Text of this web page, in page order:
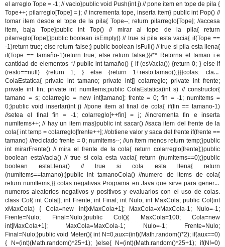
el arreglo Tope = -1; // vacio}public void Push(int j) // pone item en tope de pila {
Tope++; pilarreglo[Tope] = j; // incrementa tope, inserta item} public int Pop() //
tomar item desde el tope de la pila{ Tope--; return pilarreglo[Tope]; //accesa
item, baja Tope}public int Top() // mirar al tope de la pila{ return
pilarreglo[Tope];}public boolean isEmpty() // true si pila esta vacia{ if(Tope ==
-1)return true; else return false;} public boolean isFull() // true si pila esta llena{
if(Tope == tamaño-1)return true; else return false;}}/** Retorna el tamao i.e
cantidad de elementos */ public int tamaño() { if (esVacia()) {return 0; } else if
(resto==null) {return 1; } else {return 1+resto.tamao();}}}colas: class
ColaEstatica{ private int tamano; private int[] colarreglo; private int frente;
private int fin; private int numItems;public ColaEstatica(int s) // constructor{
tamano = s; colarreglo = new int[tamano]; frente = 0; fin = -1; numItems =
0;}public void insertar(int j) //pone item al final de cola{ if(fin == tamano-1)
//setea el final fin = -1; colarreglo[++fin] = j; //incrementa fin e inserta
numItems++; // hay un item mas}public int sacar() //saca item del frente de la
cola{ int temp = colarreglo[frente++]; //obtiene valor y saca del frente if(frente ==
tamano) //reciclado frente = 0; numItems--; //un item menos return temp;}public
int mirarFrente() // mira el frente de la cola{ return colarreglo[frente];}public
boolean estaVacia() // true si cola esta vacia{ return (numItems==0);}public
boolean estaLlena() // true si cola esta llena{ return
(numItems==tamano);}public int tamanoCola() //numero de items de cola{
return numItems;}}colas negativas Programa en Java que sirve para generar
numeros aleatorios negativos y positivos y evaluarlos con el uso de colas.
class Col{ int Cola[]; int Frente; int Final; int Nulo; int MaxCola; public Col(int
xMaxCola) { Cola=new int[xMaxCola+1]; MaxCola=xMaxCola-1; Nulo=-1;
Frente=Nulo; Final=Nulo;}public Col(){ MaxCola=100; Cola=new
int[MaxCola+1]; MaxCola=MaxCola-1; Nulo=-1; Frente=Nulo;
Final=Nulo;}public void Meter(){ int N=0,aux=(int)(Math.random()*2); if(aux==0)
{ N=(int)(Math.random()*25+1); }else{ N=(int)(Math.random()*25+1); if(N!=0)